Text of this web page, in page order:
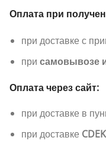
Оплата при
при доставке с
при самовывозе
Оплата через сайт:
при доставке в
при доставке CDEK